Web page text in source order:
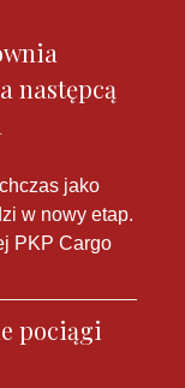
następcą
jako
w nowy etap.
PKP Cargo
pociągi